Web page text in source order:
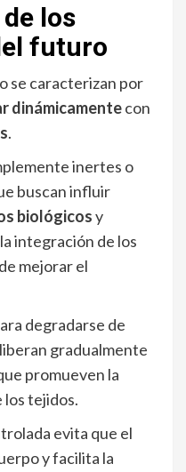
los
futuro
se caracterizan por
dinámicamentecon
.
inertes o
buscan influir
biológicosy
integración de los
mejorar el
degradarse de
gradualmente
promueven la
tejidos.
evita que el
y facilita la